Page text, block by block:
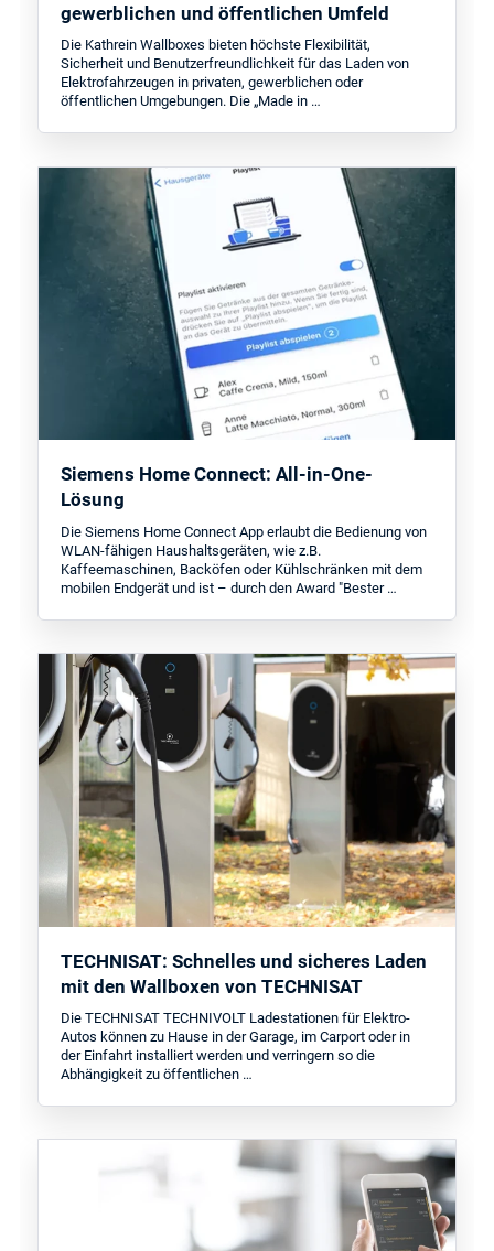
gewerblichen und öffentlichen Umfeld
Die Kathrein Wallboxes bieten höchste Flexibilität,
Sicherheit und Benutzerfreundlichkeit für das Laden von
Elektrofahrzeugen in privaten, gewerblichen oder
öffentlichen Umgebungen. Die „Made in …
Siemens Home Connect: All-in-One-
Lösung
Die Siemens Home Connect App erlaubt die Bedienung von
WLAN-fähigen Haushaltsgeräten, wie z.B.
Kaffeemaschinen, Backöfen oder Kühlschränken mit dem
mobilen Endgerät und ist – durch den Award "Bester …
TECHNISAT: Schnelles und sicheres Laden
mit den Wallboxen von TECHNISAT
Die TECHNISAT TECHNIVOLT Ladestationen für Elektro-
Autos können zu Hause in der Garage, im Carport oder in
der Einfahrt installiert werden und verringern so die
Abhängigkeit zu öffentlichen …